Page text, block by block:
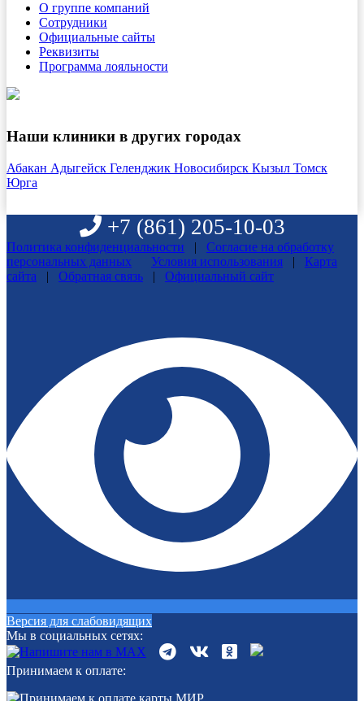
О группе компаний
Сотрудники
Официальные сайты
Реквизиты
Программа лояльности
Наши клиники в других городах
Абакан Адыгейск Геленджик Новосибирск Кызыл Томск
Юрга
+7 (861) 205-10-03
Политика конфиденциальности |
Согласие на обработку
персональных данных
Условия использования |
Карта
сайта
| Обратная связь | Официальный сайт
Версия для слабовидящих
Мы в социальных сетях:
Принимаем к оплате: